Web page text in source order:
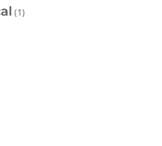
(1)